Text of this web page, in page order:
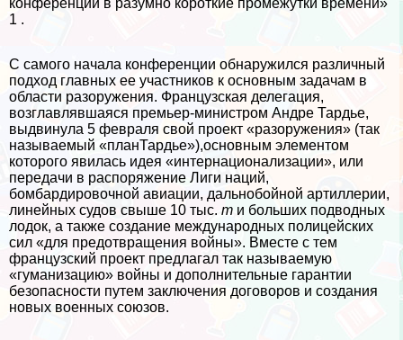
конференции в разумно короткие промежутки времени»
1 .
С самого начала конференции обнаружился различный
под­ход главных ее участников к основным задачам в
области разоружения. Французская делегация,
возглавлявшаяся премьер-министром Андре Тардье,
выдвинула 5 февраля свой проект «разоружения» (так
называемый «планТардье»),основ­ным элементом
которого явилась идея «интернационализации», или
передачи в распоряжение Лиги наций,
бомбардировочной авиации, дальнобойной артиллерии,
линейных судов свыше 10 тыс. т и больших подводных
лодок, а также создание международных полицейских
сил «для предотвращения войны». Вместе с тем
французский проект предлагал так называемую
«гуманизацию» войны и дополнительные гарантии
безопасно­сти путем заключения договоров и создания
новых военных союзов.